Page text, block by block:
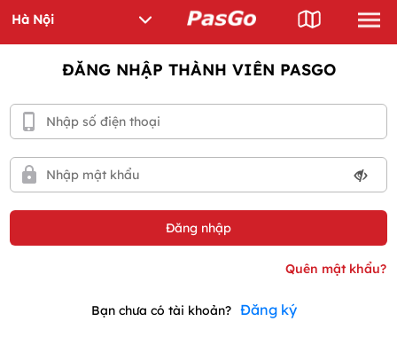
ĐĂNG NHẬP THÀNH VIÊN PASGO
Bạn chưa có tài khoản? Đăng ký